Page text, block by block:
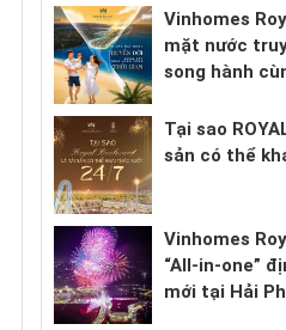
Vinhomes
mặt nước
song hành
Tại sao
sản có thể
Vinhomes
“All-in-one”
mới tại Hải